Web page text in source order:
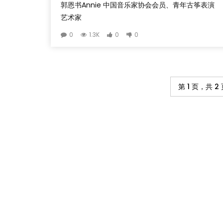
郭恩书Annie 中国音乐家协会会员、青年古筝表演
艺术家
0 1.3K 0 0
第 1 页，共 2